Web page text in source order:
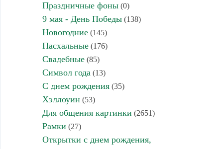
Праздничные фоны(0)
9 мая - День Победы(138)
Новогодние(145)
Пасхальные(176)
Свадебные(85)
Символ года (13)
С днем рождения(35)
Хэллоуин (53)
Для общения картинки (2651)
Рамки (27)
Открытки с днем рождения,